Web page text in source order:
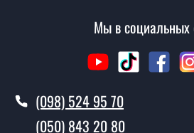
Золотая
условии наличия их на складе,
день.
Мы в социальных
(098) 524 95 70
(050) 843 20 80